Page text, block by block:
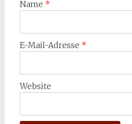
Name *
E-Mail-Adresse *
Website